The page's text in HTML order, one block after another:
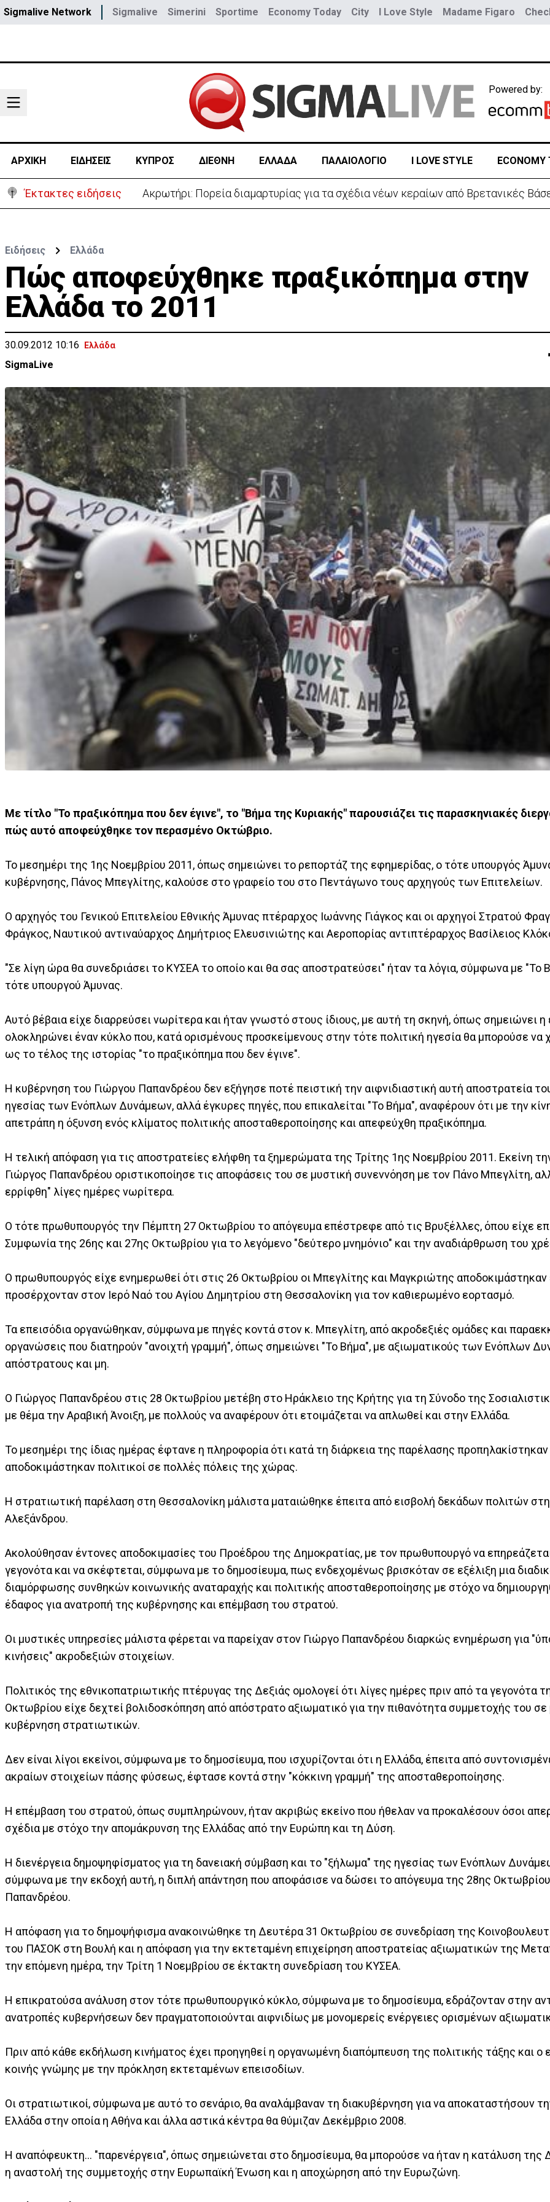
Sigmalive Network Sigmalive Simerini Sportime Economy Today City I Love Style Madame Figaro
Powered by:
ΑΡΧΙΚΗ ΕΙΔΗΣΕΙΣ ΚΥΠΡΟΣ ΔΙΕΘΝΗ ΕΛΛΑΔΑ ΠΑΛΑΙΟΛΟΓΙΟ I LOVE STYLE ECONOMY
Έκτακτες ειδήσεις Ακρωτήρι: Πορεία διαμαρτυρίας για τα σχέδια νέων κεραίων από Βρετανικές
Ειδήσεις Ελλάδα
Πώς αποφεύχθηκε πραξικόπημα στην
Ελλάδα το 2011
30.09.2012 10:16 Ελλάδα
SigmaLive
Με τίτλο "Το πραξικόπημα που δεν έγινε", το "Βήμα της Κυριακής" παρουσιάζει τις παρασκηνιακές
πώς αυτό αποφεύχθηκε τον περασμένο Οκτώβριο.
Το μεσημέρι της 1ης Νοεμβρίου 2011, όπως σημειώνει το ρεπορτάζ της εφημερίδας, ο τότε υπουργός
κυβέρνησης, Πάνος Μπεγλίτης, καλούσε στο γραφείο του στο Πεντάγωνο τους αρχηγούς των Επιτελείων.
Ο αρχηγός του Γενικού Επιτελείου Εθνικής Άμυνας πτέραρχος Ιωάννης Γιάγκος και οι αρχηγοί Στρατού
Φράγκος, Ναυτικού αντιναύαρχος Δημήτριος Ελευσινιώτης και Αεροπορίας αντιπτέραρχος Βασίλειος
"Σε λίγη ώρα θα συνεδριάσει το ΚΥΣΕΑ το οποίο και θα σας αποστρατεύσει" ήταν τα λόγια, σύμφωνα με "Το
τότε υπουργού Άμυνας.
Αυτό βέβαια είχε διαρρεύσει νωρίτερα και ήταν γνωστό στους ίδιους, με αυτή τη σκηνή, όπως σημειώνει η
ολοκληρώνει έναν κύκλο που, κατά ορισμένους προσκείμενους στην τότε πολιτική ηγεσία θα μπορούσε να
ως το τέλος της ιστορίας "το πραξικόπημα που δεν έγινε".
Η κυβέρνηση του Γιώργου Παπανδρέου δεν εξήγησε ποτέ πειστική την αιφνιδιαστική αυτή αποστρατεία
ηγεσίας των Ενόπλων Δυνάμεων, αλλά έγκυρες πηγές, που επικαλείται "Το Βήμα", αναφέρουν ότι με την
απετράπη η όξυνση ενός κλίματος πολιτικής αποσταθεροποίησης και απεφεύχθη πραξικόπημα.
Η τελική απόφαση για τις αποστρατείες ελήφθη τα ξημερώματα της Τρίτης 1ης Νοεμβρίου 2011. Εκείνη
Γιώργος Παπανδρέου οριστικοποίησε τις αποφάσεις του σε μυστική συνεννόηση με τον Πάνο Μπεγλίτη,
ερρίφθη" λίγες ημέρες νωρίτερα.
Ο τότε πρωθυπουργός την Πέμπτη 27 Οκτωβρίου το απόγευμα επέστρεφε από τις Βρυξέλλες, όπου είχε
Συμφωνία της 26ης και 27ης Οκτωβρίου για το λεγόμενο "δεύτερο μνημόνιο" και την αναδιάρθρωση του
Ο πρωθυπουργός είχε ενημερωθεί ότι στις 26 Οκτωβρίου οι Μπεγλίτης και Μαγκριώτης
προσέρχονταν στον Ιερό Ναό του Αγίου Δημητρίου στη Θεσσαλονίκη για τον καθιερωμένο εορτασμό.
Τα επεισόδια οργανώθηκαν, σύμφωνα με πηγές κοντά στον κ. Μπεγλίτη, από ακροδεξιές ομάδες και
οργανώσεις που διατηρούν "ανοιχτή γραμμή", όπως σημειώνει "Το Βήμα", με αξιωματικούς των Ενόπλων
απόστρατους και μη.
Ο Γιώργος Παπανδρέου στις 28 Οκτωβρίου μετέβη στο Ηράκλειο της Κρήτης για τη Σύνοδο της
με θέμα την Αραβική Άνοιξη, με πολλούς να αναφέρουν ότι ετοιμάζεται να απλωθεί και στην Ελλάδα.
Το μεσημέρι της ίδιας ημέρας έφτανε η πληροφορία ότι κατά τη διάρκεια της παρέλασης προπηλακίστηκαν
αποδοκιμάστηκαν πολιτικοί σε πολλές πόλεις της χώρας.
Η στρατιωτική παρέλαση στη Θεσσαλονίκη μάλιστα ματαιώθηκε έπειτα από εισβολή δεκάδων πολιτών
Αλεξάνδρου.
Ακολούθησαν έντονες αποδοκιμασίες του Προέδρου της Δημοκρατίας, με τον πρωθυπουργό να
γεγονότα και να σκέφτεται, σύμφωνα με το δημοσίευμα, πως ενδεχομένως βρισκόταν σε εξέλιξη μια
διαμόρφωσης συνθηκών κοινωνικής αναταραχής και πολιτικής αποσταθεροποίησης με στόχο να
έδαφος για ανατροπή της κυβέρνησης και επέμβαση του στρατού.
Οι μυστικές υπηρεσίες μάλιστα φέρεται να παρείχαν στον Γιώργο Παπανδρέου διαρκώς ενημέρωση για
κινήσεις" ακροδεξιών στοιχείων.
Πολιτικός της εθνικοπατριωτικής πτέρυγας της Δεξιάς ομολογεί ότι λίγες ημέρες πριν από τα γεγονότα
Οκτωβρίου είχε δεχτεί βολιδοσκόπηση από απόστρατο αξιωματικό για την πιθανότητα συμμετοχής του σε
κυβέρνηση στρατιωτικών.
Δεν είναι λίγοι εκείνοι, σύμφωνα με το δημοσίευμα, που ισχυρίζονται ότι η Ελλάδα, έπειτα από
ακραίων στοιχείων πάσης φύσεως, έφτασε κοντά στην "κόκκινη γραμμή" της αποσταθεροποίησης.
Η επέμβαση του στρατού, όπως συμπληρώνουν, ήταν ακριβώς εκείνο που ήθελαν να προκαλέσουν όσοι
σχέδια με στόχο την απομάκρυνση της Ελλάδας από την Ευρώπη και τη Δύση.
Η διενέργεια δημοψηφίσματος για τη δανειακή σύμβαση και το "ξήλωμα" της ηγεσίας των Ενόπλων
σύμφωνα με την εκδοχή αυτή, η διπλή απάντηση που αποφάσισε να δώσει το απόγευμα της 28ης
Παπανδρέου.
Η απόφαση για το δημοψήφισμα ανακοινώθηκε τη Δευτέρα 31 Οκτωβρίου σε συνεδρίαση της
του ΠΑΣΟΚ στη Βουλή και η απόφαση για την εκτεταμένη επιχείρηση αποστρατείας αξιωματικών της
την επόμενη ημέρα, την Τρίτη 1 Νοεμβρίου σε έκτακτη συνεδρίαση του ΚΥΣΕΑ.
Η επικρατούσα ανάλυση στον τότε πρωθυπουργικό κύκλο, σύμφωνα με το δημοσίευμα, εδράζονταν στην
ανατροπές κυβερνήσεων δεν πραγματοποιούνται αιφνιδίως με μονομερείς ενέργειες ορισμένων
Πριν από κάθε εκδήλωση κινήματος έχει προηγηθεί η οργανωμένη διαπόμπευση της πολιτικής τάξης και ο
κοινής γνώμης με την πρόκληση εκτεταμένων επεισοδίων.
Οι στρατιωτικοί, σύμφωνα με αυτό το σενάριο, θα αναλάμβαναν τη διακυβέρνηση για να αποκαταστήσουν
Ελλάδα στην οποία η Αθήνα και άλλα αστικά κέντρα θα θύμιζαν Δεκέμβριο 2008.
Η αναπόφευκτη... "παρενέργεια", όπως σημειώνεται στο δημοσίευμα, θα μπορούσε να ήταν η κατάλυση της
η αναστολή της συμμετοχής στην Ευρωπαϊκή Ένωση και η αποχώρηση από την Ευρωζώνη.